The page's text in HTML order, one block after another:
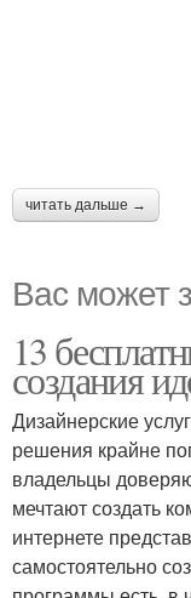
читать дальше →
Вас может
13
создания
Дизайнерские
решения крайне
владельцы
мечтают создать
интернете
самостоятельно